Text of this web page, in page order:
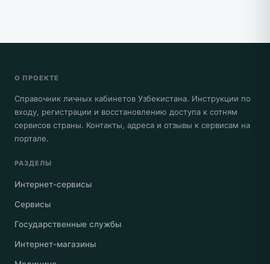
О ПРОЕКТЕ
Справочник личных кабинетов Узбекистана. Инструкции по
входу, регистрации и восстановлению доступа к сотням
сервисов страны. Контакты, адреса и отзывы к сервисам на
портале.
РАЗДЕЛЫ
Интернет-сервисы
Сервисы
Государственные службы
Интернет-магазины